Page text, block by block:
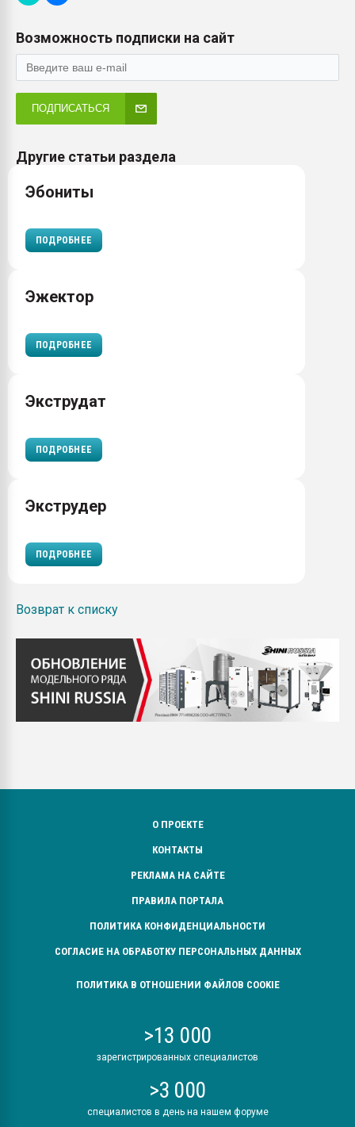
Возможность подписки на сайт
ПОДПИСАТЬСЯ
Другие статьи раздела
Эбониты
ПОДРОБНЕЕ
Эжектор
ПОДРОБНЕЕ
Экструдат
ПОДРОБНЕЕ
Экструдер
ПОДРОБНЕЕ
Возврат к списку
О ПРОЕКТЕ
КОНТАКТЫ
РЕКЛАМА НА САЙТЕ
ПРАВИЛА ПОРТАЛА
ПОЛИТИКА КОНФИДЕНЦИАЛЬНОСТИ
СОГЛАСИЕ НА ОБРАБОТКУ ПЕРСОНАЛЬНЫХ ДАННЫХ
ПОЛИТИКА В ОТНОШЕНИИ ФАЙЛОВ COOKIE
>13 000
зарегистрированных специалистов
>3 000
специалистов в день на нашем форуме